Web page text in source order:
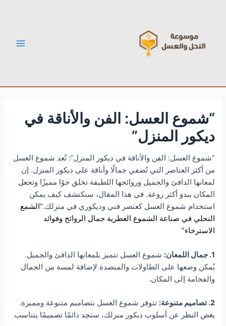
“شموع العسل: الفن والأناقة في
ديكور المنزل”
“شموع العسل: الفن والأناقة في ديكور المنزل”: تُعد شموع العسل
من أكثر العناصر التي تُضفي جمالًا وأناقة على ديكور المنزل. إن
لمعانها الدافئ والجميل وروائحها اللطيفة تخلق جوًا مميزًا وتجعل
المكان يبدو أكثر روعة. في هذا المقال، سنكتشف كيف يمكن
استخدام شموع العسل كعنصر فني وديكوري في منزلك.“الشمع
النحلي في صناعة الشموع العطرية جمال الروائح وفوائد
الاسترخاء”
1. جمال اللمعان:
شموع العسل تتميز بلمعانها الدافئ والجميل.
يُمكن وضعها على الطاولات والمنضدة لإضافة لمسة من الجمال
والفخامة إلى المكان.
2. تصاميم متنوعة:
تتوفر شموع العسل بتصاميم متنوعة ومميزة.
بغض النظر عن أسلوب ديكور منزلك، ستجد دائمًا تصميمًا يتناسب